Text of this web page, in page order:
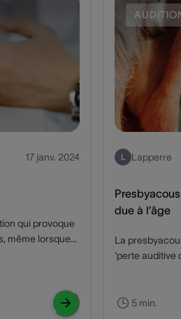
17 janv. 2024
qui provoque
même lorsque
appareil auditif
symptômes ?
L Lapperre
due à l’âge
La
‘perte auditive
de vie et
5 min.